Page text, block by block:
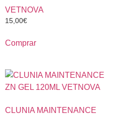
VETNOVA
15,00€
Comprar
CLUNIA MAINTENANCE